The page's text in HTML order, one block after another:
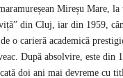
Mireșu Mare,
din Cluj, iar din 1959,
o carieră academică
După absolvire, este
doi ani mai devreme cu